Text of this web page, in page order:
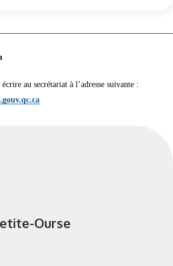
au secrétariat à l’adresse suivante :
Ourse